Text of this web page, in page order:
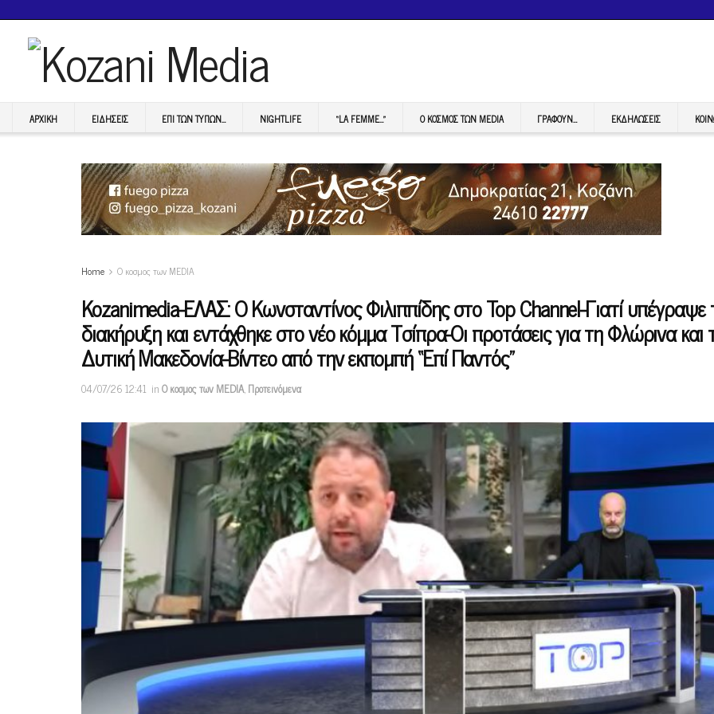
ΑΡΧΙΚΉ ΕΙΔΉΣΕΙΣ ΕΠI ΤΩΝ ΤΥΠΩΝ… NIGHTLIFE “LA FEMME…” Ο ΚΟΣΜΟΣ ΤΩΝ MEDIA ΓΡΆΦΟΥΝ… ΕΚΔΗΛΏΣΕΙΣ
Home Ο κοσμος των MEDIA
Kozanimedia-ΕΛΑΣ: Ο Κωνσταντίνος Φιλιππίδης στο Top Channel-Γιατί υπέγραψε
διακήρυξη και εντάχθηκε στο νέο κόμμα Τσίπρα-Οι προτάσεις για τη Φλώρινα και
Δυτική Μακεδονία-Βίντεο από την εκπομπή “Επί Παντός”
04/07/26 12:41 inΟ κοσμος των MEDIA,Προτεινόμενα